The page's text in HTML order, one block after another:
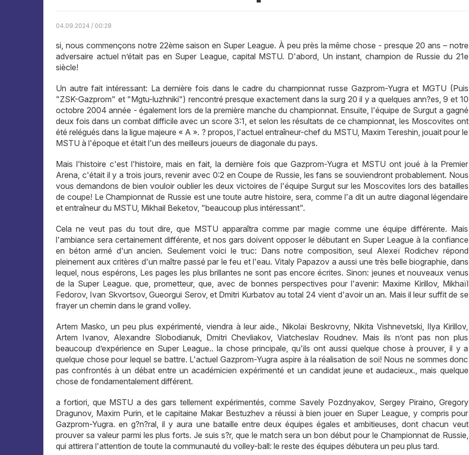
04.09.2024 / 00:28
si, nous commençons notre 22ème saison en Super League. À peu près la même chose - presque 20 ans – notre
adversaire actuel n’était pas en Super League, capital MSTU. D'abord, Un instant, champion de Russie du 21e
siècle!
Un autre fait intéressant: La dernière fois dans le cadre du championnat russe Gazprom-Yugra et MGTU (Puis
"ZSK-Gazprom" et "Mgtu-luzhniki") rencontré presque exactement dans la surg 20 il y a quelques ann?es, 9 et 10
octobre 2004 année - également lors de la première manche du championnat. Ensuite, l'équipe de Surgut a gagné
deux fois dans un combat difficile avec un score 3:1, et selon les résultats de ce championnat, les Moscovites ont
été relégués dans la ligue majeure « A ». ? propos, l'actuel entraîneur-chef du MSTU, Maxim Tereshin, jouait pour le
MSTU à l'époque et était l'un des meilleurs joueurs de diagonale du pays.
Mais l'histoire c'est l'histoire, mais en fait, la dernière fois que Gazprom-Yugra et MSTU ont joué à la Premier
Arena, c'était il y a trois jours, revenir avec 0:2 en Coupe de Russie, les fans se souviendront probablement. Nous
vous demandons de bien vouloir oublier les deux victoires de l'équipe Surgut sur les Moscovites lors des batailles
de coupe! Le Championnat de Russie est une toute autre histoire, sera, comme l'a dit un autre diagonal légendaire
et entraîneur du MSTU, Mikhail Beketov, "beaucoup plus intéressant".
Cela ne veut pas du tout dire, que MSTU apparaîtra comme par magie comme une équipe différente. Mais
l'ambiance sera certainement différente, et nos gars doivent opposer le débutant en Super League à la confiance
en béton armé d'un ancien. Seulement voici le truc: Dans notre composition, seul Alexeï Rodichev répond
pleinement aux critères d'un maître passé par le feu et l'eau. Vitaly Papazov a aussi une très belle biographie, dans
lequel, nous espérons, Les pages les plus brillantes ne sont pas encore écrites. Sinon: jeunes et nouveaux venus
de la Super League. que, prometteur, que, avec de bonnes perspectives pour l'avenir: Maxime Kirillov, Mikhaïl
Fedorov, Ivan Skvortsov, Gueorgui Serov, et Dmitri Kurbatov au total 24 vient d'avoir un an. Mais il leur suffit de se
frayer un chemin dans le grand volley.
Artem Masko, un peu plus expérimenté, viendra à leur aide., Nikolaï Beskrovny, Nikita Vishnevetski, Ilya Kirillov,
Artem Ivanov, Alexandre Slobodianuk, Dmitri Chevliakov, Viatcheslav Roudnev. Mais ils n’ont pas non plus
beaucoup d’expérience en Super League.. la chose principale, qu'ils ont aussi quelque chose à prouver, il y a
quelque chose pour lequel se battre. L'actuel Gazprom-Yugra aspire à la réalisation de soi! Nous ne sommes donc
pas confrontés à un débat entre un académicien expérimenté et un candidat jeune et audacieux., mais quelque
chose de fondamentalement différent.
a fortiori, que MSTU a des gars tellement expérimentés, comme Savely Pozdnyakov, Sergey Piraino, Gregory
Dragunov, Maxim Purin, et le capitaine Makar Bestuzhev a réussi à bien jouer en Super League, y compris pour
Gazprom-Yugra. en g?n?ral, il y aura une bataille entre deux équipes égales et ambitieuses, dont chacun veut
prouver sa valeur parmi les plus forts. Je suis s?r, que le match sera un bon début pour le Championnat de Russie,
qui attirera l'attention de toute la communauté du volley-ball: le reste des équipes débutera un peu plus tard.